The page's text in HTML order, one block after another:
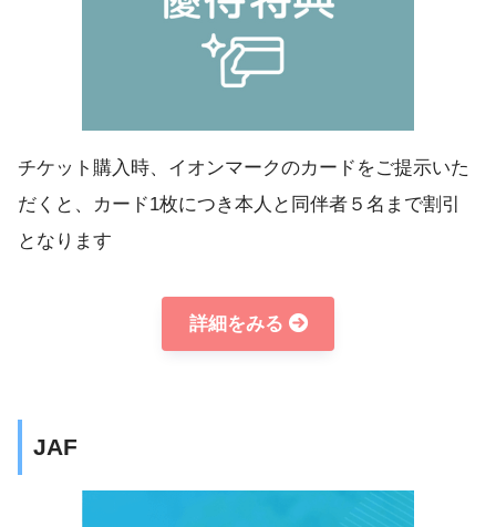
チケット購入時、イオンマークのカードをご提示いた
だくと、カード1枚につき本人と同伴者５名まで割引
となります
詳細をみる
JAF